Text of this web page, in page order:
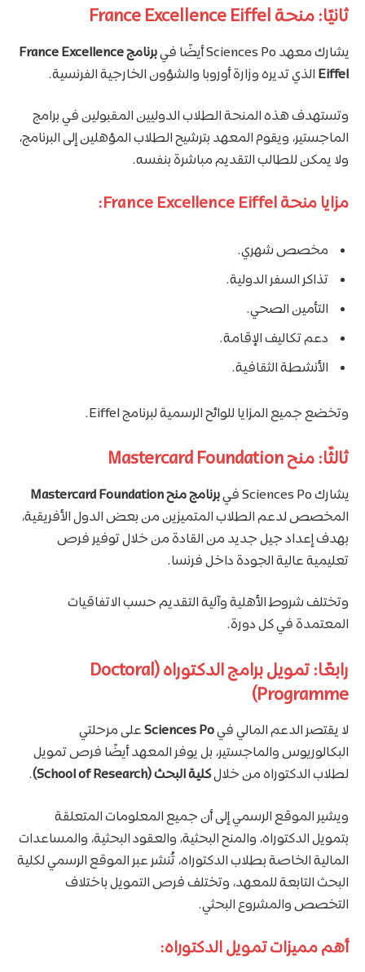
ثانيًا: منحة France Excellence Eiffel
يشارك معهد Sciences Po أيضًا في
برنامج France Excellence
Eiffel الذي تديره وزارة أوروبا والشؤون الخارجية الفرنسية.
وتستهدف هذه المنحة الطلاب الدوليين المقبولين في برامج
الماجستير، ويقوم المعهد بترشيح الطلاب المؤهلين إلى البرنامج،
ولا يمكن للطالب التقديم مباشرة بنفسه.
مزايا منحة France Excellence Eiffel:
مخصص شهري.
تذاكر السفر الدولية.
التأمين الصحي.
دعم تكاليف الإقامة.
الأنشطة الثقافية.
وتخضع جميع المزايا للوائح الرسمية لبرنامج Eiffel.
ثالثًا: منح Mastercard Foundation
يشارك Sciences Po في
برنامج منح Mastercard Foundation
المخصص لدعم الطلاب المتميزين من بعض الدول الأفريقية،
بهدف إعداد جيل جديد من القادة من خلال توفير فرص
تعليمية عالية الجودة داخل فرنسا.
وتختلف شروط الأهلية وآلية التقديم حسب الاتفاقيات
المعتمدة في كل دورة.
رابعًا: تمويل برامج الدكتوراه (Doctoral
Programme)
لا يقتصر الدعم المالي فيSciences Poعلى مرحلتي
البكالوريوس والماجستير، بل يوفر المعهد أيضًا فرص تمويل
لطلاب الدكتوراه من خلالكلية البحث (School of Research) .
ويشير الموقع الرسمي إلى أن جميع المعلومات المتعلقة
بتمويل الدكتوراه، والمنح البحثية، والعقود البحثية، والمساعدات
المالية الخاصة بطلاب الدكتوراه، تُنشر عبر الموقع الرسمي لكلية
البحث التابعة للمعهد، وتختلف فرص التمويل باختلاف
التخصص والمشروع البحثي.
أهم مميزات تمويل الدكتوراه: